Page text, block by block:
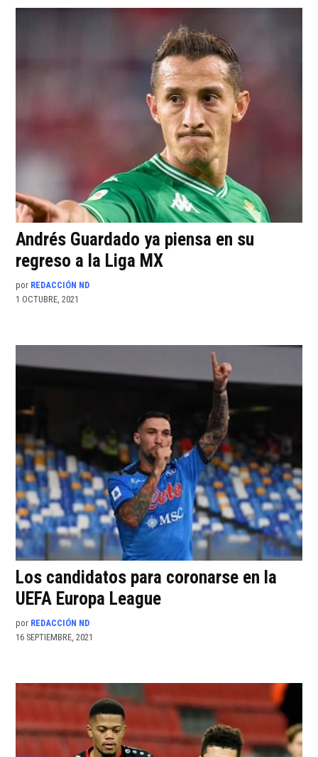
Andrés Guardado ya piensa en su
regreso a la Liga MX
por REDACCIÓN ND
1 OCTUBRE, 2021
Los candidatos para coronarse en la
UEFA Europa League
por REDACCIÓN ND
16 SEPTIEMBRE, 2021